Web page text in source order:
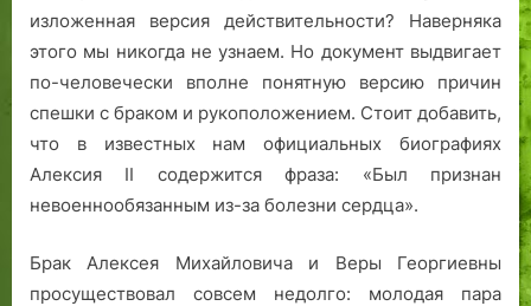
изложенная версия действительности? Наверняка
этого мы никогда не узнаем. Но документ выдвигает
по-человечески вполне понятную версию причин
спешки с браком и рукоположением. Стоит добавить,
что в известных нам официальных биографиях
Алексия II содержится фраза: «Был признан
невоеннообязанным из-за болезни сердца».
Брак Алексея Михайловича и Веры Георгиевны
просуществовал совсем недолго: молодая пара